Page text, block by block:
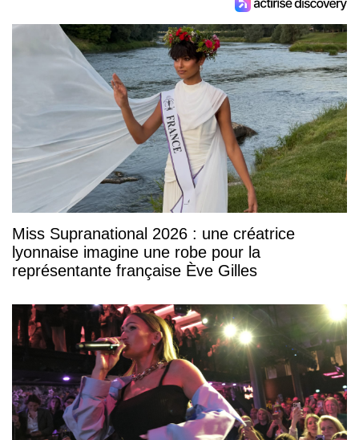
Miss Supranational 2026 : une créatrice
lyonnaise imagine une robe pour la
représentante française Ève Gilles